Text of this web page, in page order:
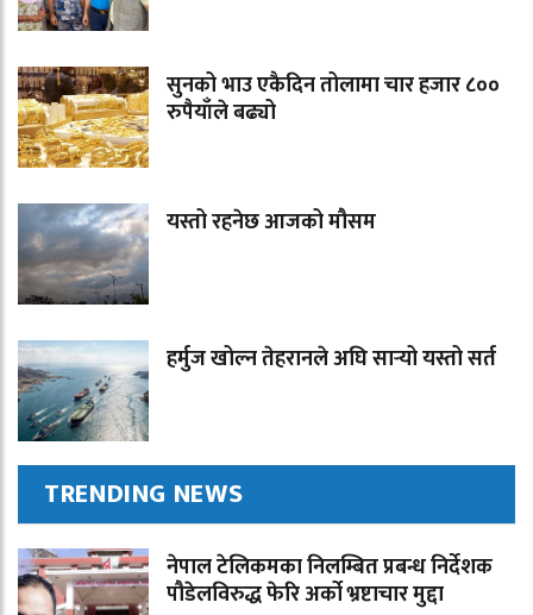
सुनको भाउ एकैदिन तोलामा चार हजार ८००
रुपैयाँले बढ्यो
यस्तो रहनेछ आजको मौसम
हर्मुज खोल्न तेहरानले अघि सार्‍यो यस्तो सर्त
TRENDING NEWS
नेपाल टेलिकमका निलम्बित प्रबन्ध निर्देशक
पौडेलविरुद्ध फेरि अर्को भ्रष्टाचार मुद्दा